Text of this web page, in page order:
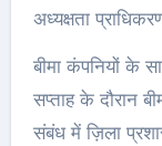
अध्यक्षता
बीमा कंपनियों के
सप्ताह के दौरान
संबंध में ज़िला